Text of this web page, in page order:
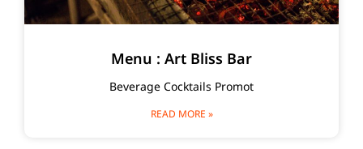
Menu : Art Bliss Bar
Beverage Cocktails Promot
READ MORE »